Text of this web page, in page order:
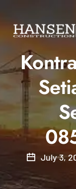
July 3,